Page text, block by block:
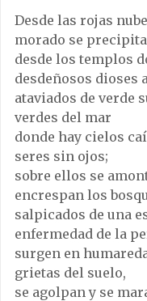
Desde las rojas
morado se
desde los templos
desdeñosos dioses
ataviados de verde
verdes del mar
donde hay cielos
seres sin ojos;
sobre ellos se
encrespan los
salpicados de una
enfermedad de la
surgen en
grietas del suelo,
se agolpan y se